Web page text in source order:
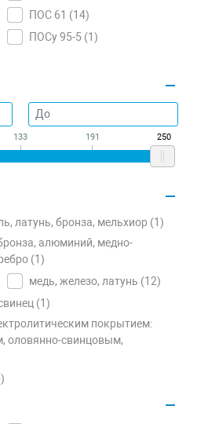
ПОС 61 (14)
ПОСу 95-5 (1)
133 191 250
латунь, бронза, мельхиор (1 )
алюминий, медно-
(1 )
медь, железо, латунь (12)
(1 )
покрытием:
оловянно-свинцовым,
)